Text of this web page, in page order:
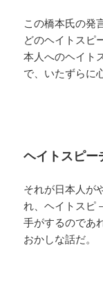
この橋本氏の発
どのヘイトスピ
本人へのヘイト
で、いたずらに
ヘイトスピー
それが日本人が
れ、ヘイトスピ
手がするのであ
おかしな話だ。